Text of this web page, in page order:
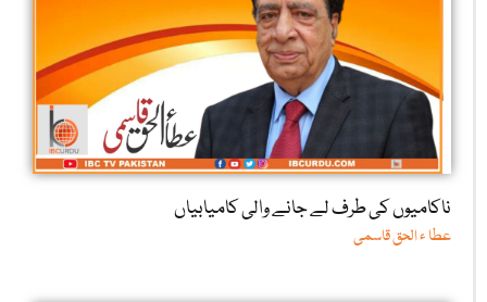
ناکامیوں کی طرف لے جانے والی کامیابیاں
عطا ء الحق قاسمی